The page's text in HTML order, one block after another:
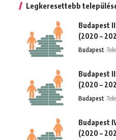
Legkeresettebb
Budapest
(2020 –
Budapest
Budapest
(2020 –
Budapest
Budapest
(2020 –